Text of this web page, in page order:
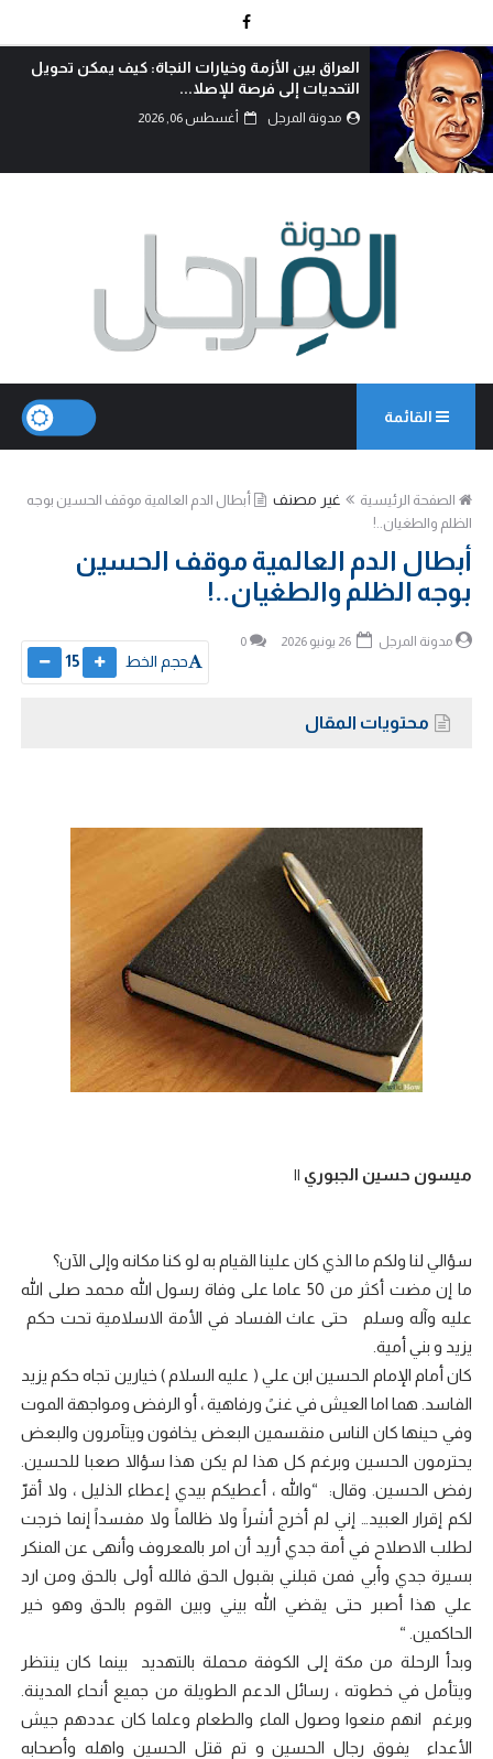
العراق بين الأزمة وخيارات النجاة: كيف يمكن تحويل
التحديات إلى فرصة للإصلا...
مدونة المرجل أغسطس 06, 2026
القائمة
الصفحة الرئيسية غير مصنف
أبطال الدم العالمية موقف الحسين بوجه
الظلم والطغيان..!
أبطال الدم العالمية موقف الحسين
بوجه الظلم والطغيان..!
مدونة المرجل 0
حجم الخط 15
محتويات المقال
ميسون حسين الجبوري ||
سؤالي لنا ولكم ما الذي كان علينا القيام به لو كنا مكانه وإلى الآن؟
ما إن مضت أكثر من 50 عاما على وفاة رسول الله محمد صلى الله
عليه وآله وسلم حتى عاث الفساد في الأمة الاسلامية تحت حكم
يزيد و بني أمية.
كان أمام الإمام الحسين ابن علي ( عليه السلام ) خيارين تجاه حكم يزيد
الفاسد. هما اما العيش في غنىً ورفاهية ، أو الرفض ومواجهة الموت
وفي حينها كان الناس منقسمين البعض يخافون ويتآمرون والبعض
يحترمون الحسين وبرغم كل هذا لم يكن هذا سؤالا صعبا للحسين.
رفض الحسين. وقال: “والله ، أعطيكم بيدي إعطاء الذليل ، ولا أقرّ
لكم إقرار العبيد… إني لم أخرج أشراً ولا ظالماً ولا مفسداً إنما خرجت
لطلب الاصلاح في أمة جدي أريد أن امر بالمعروف وأنهى عن المنكر
بسيرة جدي وأبي فمن قبلني بقبول الحق فالله أولى بالحق ومن ارد
علي هذا أصبر حتى يقضي الله بيني وبين القوم بالحق وهو خير
الحاكمين. “
وبدأ الرحلة من مكة إلى الكوفة محملة بالتهديد بينما كان ينتظر
ويتأمل في خطوته ، رسائل الدعم الطويلة من جميع أنحاء المدينة.
وبرغم انهم منعوا وصول الماء والطعام وعلما كان عددهم جيش
الأعداء يفوق رجال الحسين و تم قتل الحسين واهله وأصحابه